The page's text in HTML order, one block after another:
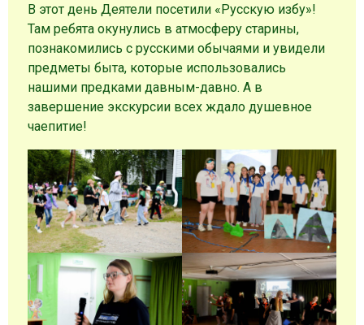
В этот день Деятели посетили «Русскую избу»!
Там ребята окунулись в атмосферу старины,
познакомились с русскими обычаями и увидели
предметы быта, которые использовались
нашими предками давным-давно. А в
завершение экскурсии всех ждало душевное
чаепитие!